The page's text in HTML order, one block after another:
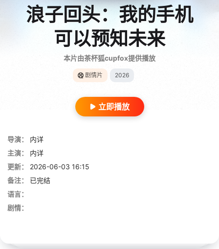
浪子回头：我的手机
可以预知未来
本片由茶杯狐cupfox提供播放
剧情片 2026
立即播放
导演：
内详
主演：
内详
更新：
2026-06-03 16:15
备注：
已完结
语言：
剧情：